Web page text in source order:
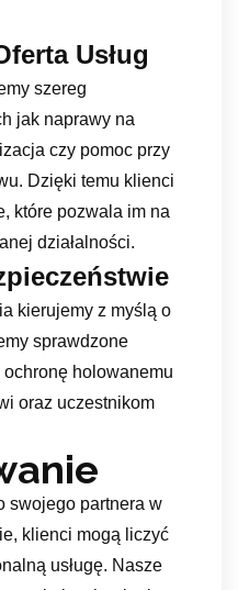
Usług
szereg
jak naprawy na
czy pomoc przy
Dzięki temu klienci
które pozwala im na
działalności.
kierujemy z myślą o
sprawdzone
holowanemu
oraz uczestnikom
swojego partnera w
klienci mogą liczyć
usługę. Nasze